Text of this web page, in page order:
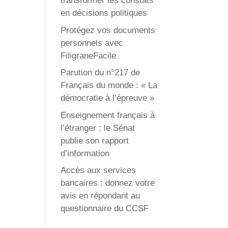
en décisions politiques
Protégez vos documents
personnels avec
FiligraneFacile
Parution du n°217 de
Français du monde : « La
démocratie à l’épreuve »
Enseignement français à
l’étranger : le Sénat
publie son rapport
d’information
Accès aux services
bancaires : donnez votre
avis en répondant au
questionnaire du CCSF